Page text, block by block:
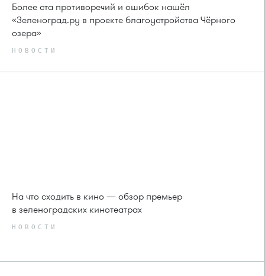
Более ста противоречий и ошибок нашёл
«Зеленоград.ру в проекте благоустройства Чёрного
озера»
НОВОСТИ
На что сходить в кино — обзор премьер
в зеленоградских кинотеатрах
НОВОСТИ